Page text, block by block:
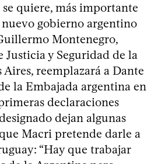
quiere, más importante
gobierno argentino
Montenegro,
y Seguridad de la
reemplazará a Dante
la Embajada argentina en
declaraciones
dejan algunas
Macri pretende darle a
“Hay que trabajar